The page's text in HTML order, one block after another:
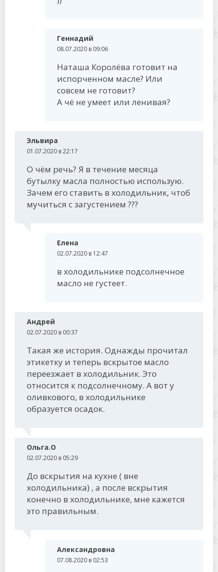
Геннадий
08.07.2020 в 09:06
Наташа Королёва готовит на
испорченном масле? Или
совсем не готовит?
А чё не умеет или ленивая?
Эльвира
01.07.2020 в 22:17
О чём речь? Я в течение месяца
бутылку масла полностью использую.
Зачем его ставить в холодильник, чтоб
мучиться с загустением ???
Елена
02.07.2020 в 12:47
в холодильнике подсолнечное
масло не густеет.
Андрей
02.07.2020 в 00:37
Такая же история. Однажды прочитал
этикетку и теперь вскрытое масло
переезжает в холодильник. Это
относится к подсолнечному. А вот у
оливкового, в холодильнике
образуется осадок.
Ольга.О
02.07.2020 в 05:29
До вскрытия на кухне ( вне
холодильника) , а после вскрытия
конечно в холодильнике, мне кажется
это правильным.
Александровна
07.08.2020 в 02:53